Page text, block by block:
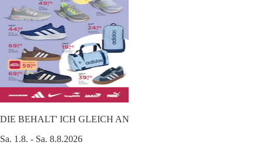
DIE BEHALT' ICH GLEICH AN
Sa. 1.8. - Sa. 8.8.2026